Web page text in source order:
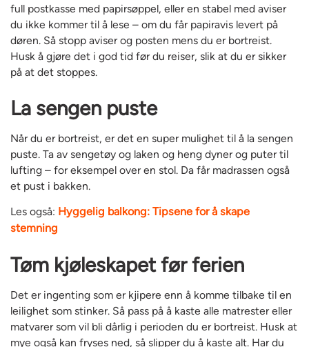
full postkasse med papirsøppel, eller en stabel med aviser
du ikke kommer til å lese – om du får papiravis levert på
døren. Så stopp aviser og posten mens du er bortreist.
Husk å gjøre det i god tid før du reiser, slik at du er sikker
på at det stoppes.
La sengen puste
Når du er bortreist, er det en super mulighet til å la sengen
puste. Ta av sengetøy og laken og heng dyner og puter til
lufting – for eksempel over en stol. Da får madrassen også
et pust i bakken.
Les også: Hyggelig balkong: Tipsene for å skape
stemning
Tøm kjøleskapet før ferien
Det er ingenting som er kjipere enn å komme tilbake til en
leilighet som stinker. Så pass på å kaste alle matrester eller
matvarer som vil bli dårlig i perioden du er bortreist. Husk at
mye også kan fryses ned, så slipper du å kaste alt. Har du